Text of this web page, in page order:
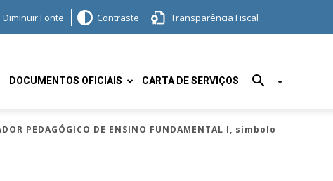
Diminuir Fonte Contraste Transparência Fiscal
DOCUMENTOS OFICIAIS CARTA DE SERVIÇOS
PEDAGÓGICO DE ENSINO FUNDAMENTAL I, símbolo